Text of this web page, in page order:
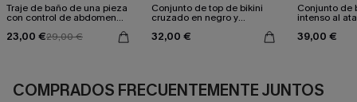
Traje de baño de una pieza
con control de abdomen
23,00 €29,00 €
Conjunto de top de bikini
cruzado en negro y
eucalipto y braguitas de
talle alto
32,00 €
Conjunto de
intenso al
39,00 €
COMPRADOS FRECUENTEMENTE JUNTOS